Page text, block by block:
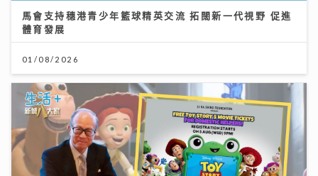
馬會支持穗港青少年籃球精英交流 拓闊新一代視野 促進
體育發展
01/08/2026